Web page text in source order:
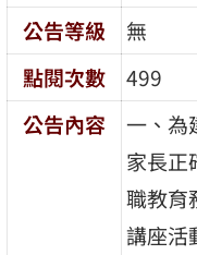
公告等級
無
點閱次數
499
公告內容
一、為
家長正
職教育
講座活